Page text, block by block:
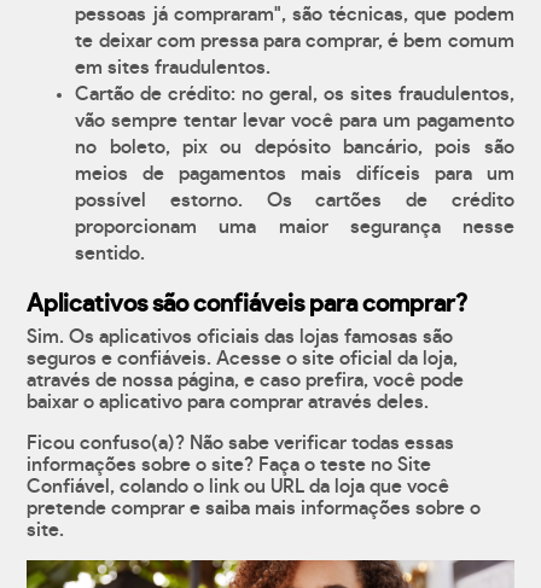
pessoas já compraram", são técnicas, que podem
te deixar com pressa para comprar, é bem comum
em sites fraudulentos.
Cartão de crédito: no geral, os sites fraudulentos,
vão sempre tentar levar você para um pagamento
no boleto, pix ou depósito bancário, pois são
meios de pagamentos mais difíceis para um
possível estorno. Os cartões de crédito
proporcionam uma maior segurança nesse
sentido.
Aplicativos são confiáveis para comprar?
Sim. Os aplicativos oficiais das lojas famosas são
seguros e confiáveis. Acesse o site oficial da loja,
através de nossa página, e caso prefira, você pode
baixar o aplicativo para comprar através deles.
Ficou confuso(a)? Não sabe verificar todas essas
informações sobre o site? Faça o teste no Site
Confiável, colando o link ou URL da loja que você
pretende comprar e saiba mais informações sobre o
site.